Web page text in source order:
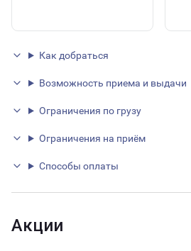
Как добраться
Возможность приема и выдачи
Ограничения по грузу
Ограничения на приём
Способы оплаты
Акции